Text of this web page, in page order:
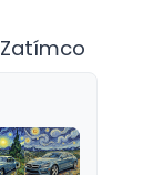
Zatímco